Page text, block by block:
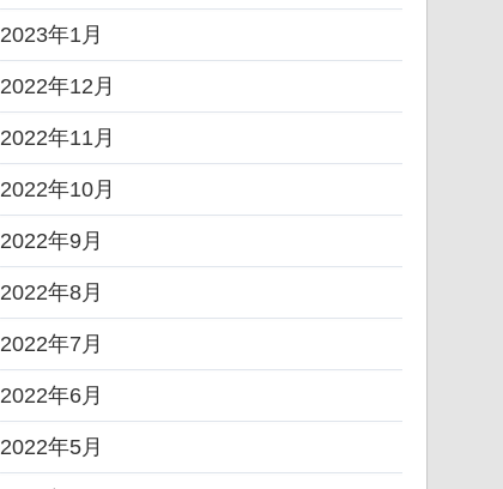
2023年1月
2022年12月
2022年11月
2022年10月
2022年9月
2022年8月
2022年7月
2022年6月
2022年5月